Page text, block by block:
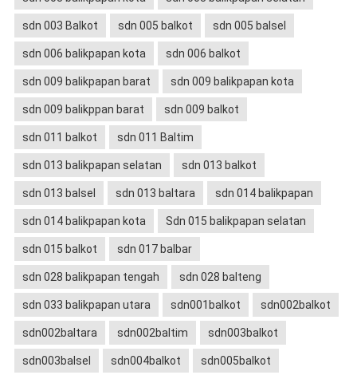
sdn 003 Balkot sdn 005 balkot sdn 005 balsel
sdn 006 balikpapan kota sdn 006 balkot
sdn 009 balikpapan barat sdn 009 balikpapan kota
sdn 009 balikppan barat sdn 009 balkot
sdn 011 balkot sdn 011 Baltim
sdn 013 balikpapan selatan sdn 013 balkot
sdn 013 balsel sdn 013 baltara sdn 014 balikpapan
sdn 014 balikpapan kota Sdn 015 balikpapan selatan
sdn 015 balkot sdn 017 balbar
sdn 028 balikpapan tengah sdn 028 balteng
sdn 033 balikpapan utara sdn001balkot sdn002balkot
sdn002baltara sdn002baltim sdn003balkot
sdn003balsel sdn004balkot sdn005balkot